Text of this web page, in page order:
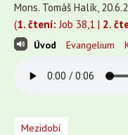
Mons. Tomáš Halík,
(1. čtení: Job 38,1 | 2.
Úvod Evangelium
Mezidobí